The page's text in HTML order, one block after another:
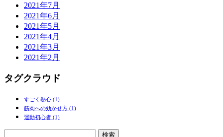
2021年7月
2021年6月
2021年5月
2021年4月
2021年3月
2021年2月
タグクラウド
すごく熱心 (1)
筋肉への効かせ方 (1)
運動初心者 (1)